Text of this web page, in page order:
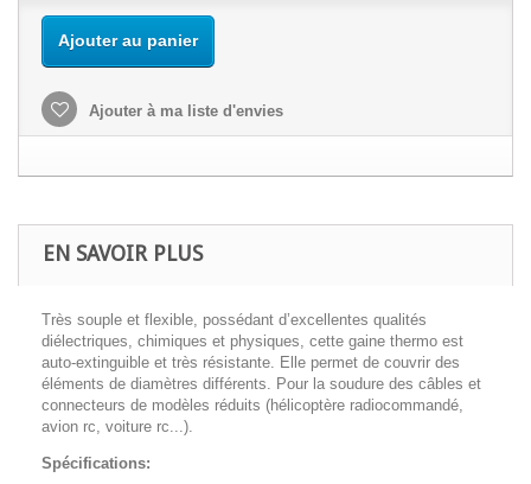
Ajouter au panier
Ajouter à ma liste d'envies
EN SAVOIR PLUS
Très souple et flexible, possédant d’excellentes qualités
diélectriques, chimiques et physiques, cette gaine thermo est
auto-extinguible et très résistante. Elle permet de couvrir des
éléments de diamètres différents. Pour la soudure des câbles et
connecteurs de modèles réduits (hélicoptère radiocommandé,
avion rc, voiture rc...).
Spécifications: